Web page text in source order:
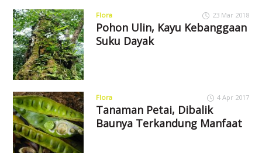
Flora 23 Mar 2018
Pohon Ulin, Kayu Kebanggaan
Suku Dayak
Flora 4 Apr 2017
Tanaman Petai, Dibalik
Baunya Terkandung Manfaat